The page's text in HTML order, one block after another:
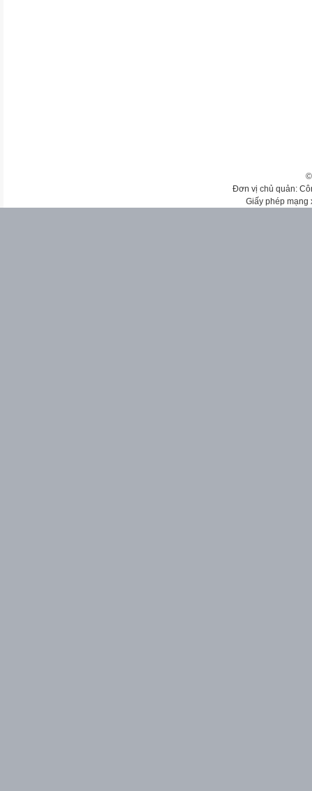
Đơn vị chủ quản:
Giấy phép mạng